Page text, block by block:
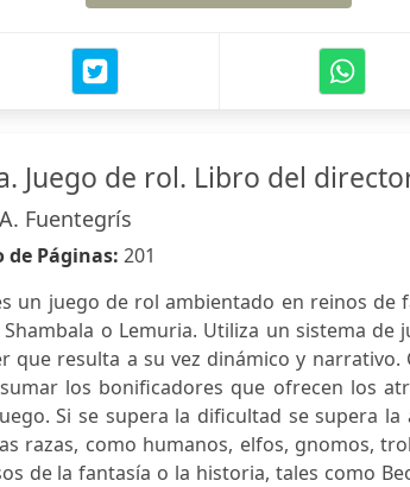
Juego de rol. Libro del
A. Fuentegrís
de Páginas: 201
un juego de rol ambientado en reinos de
o Lemuria. Utiliza un sistema de
que resulta a su vez dinámico y
los bonificadores que ofrecen los
Si se supera la dificultad se supera
razas, como humanos, elfos, gnomos,
de la fantasía o la historia, tales como